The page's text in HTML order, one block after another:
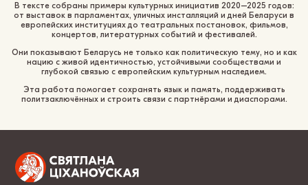
В тексте собраны примеры культурных инициатив 2020–2025 годов:
от выставок в парламентах, уличных инсталляций и дней Беларуси в
европейских институциях до театральных постановок, фильмов,
концертов, литературных событий и фестивалей.
Они показывают Беларусь не только как политическую тему, но и как
нацию с живой идентичностью, устойчивыми сообществами и
глубокой связью с европейским культурным наследием.
Эта работа помогает сохранять язык и память, поддерживать
политзаключённых и строить связи с партнёрами и диаспорами.